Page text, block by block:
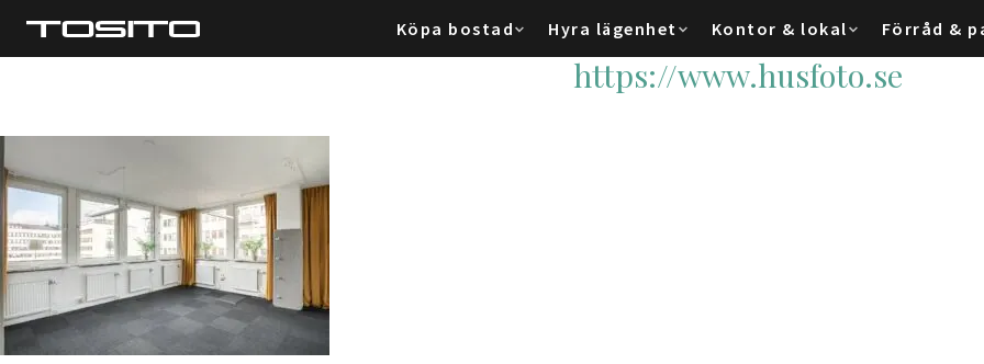
Köpa bostad Hyra lägenhet Kontor & lokal Förråd &
https://www.husfoto.se